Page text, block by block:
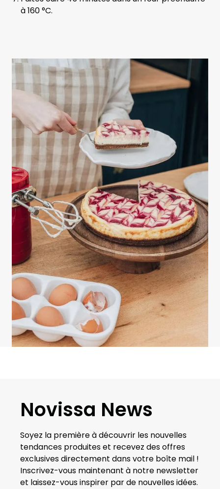
à 160 °C.
Novissa News
Soyez la première à découvrir les nouvelles
tendances produites et recevez des offres
exclusives directement dans votre boîte mail !
Inscrivez-vous maintenant à notre newsletter
et laissez-vous inspirer par de nouvelles idées.